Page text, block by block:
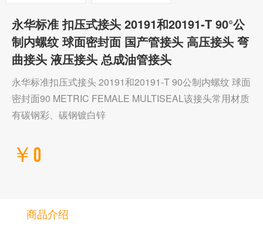
永华标准 扣压式接头 20191和20191-T 90°公
制内螺纹 球面密封面 国产管接头 高压接头 弯
曲接头 液压接头 总成油管接头
永华标准扣压式接头 20191和20191-T 90公制内螺纹 球面
密封面90 METRIC FEMALE MULTISEAL该接头常用材质
有碳钢彩、碳钢镀白锌
￥0
商品介绍